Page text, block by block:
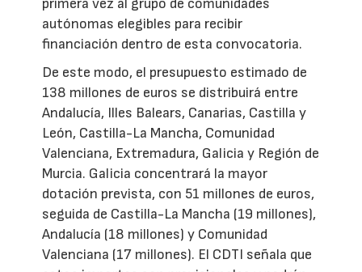
autónomas elegibles para recibir
financiación dentro de esta convocatoria.
De este modo, el presupuesto estimado de
138 millones de euros se distribuirá entre
Andalucía, Illes Balears, Canarias, Castilla y
León, Castilla-La Mancha, Comunidad
Valenciana, Extremadura, Galicia y Región de
Murcia. Galicia concentrará la mayor
dotación prevista, con 51 millones de euros,
seguida de Castilla-La Mancha (19 millones),
Andalucía (18 millones) y Comunidad
Valenciana (17 millones). El CDTI señala que